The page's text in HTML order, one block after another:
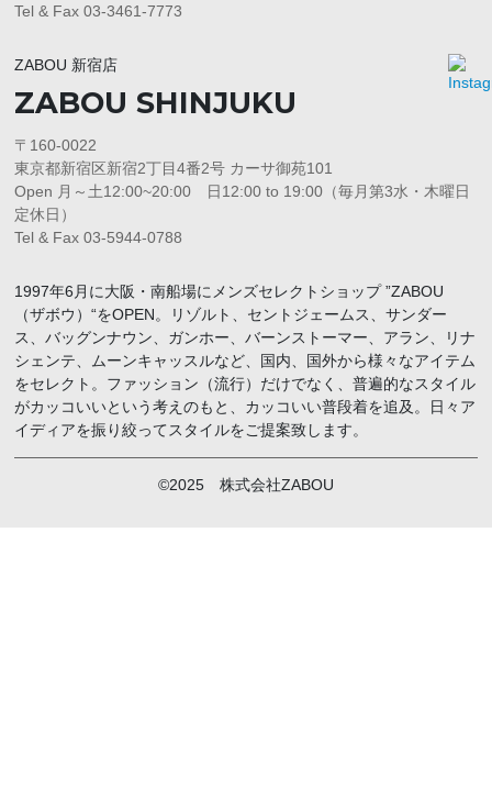
Tel & Fax 03-3461-7773
ZABOU 新宿店
ZABOU SHINJUKU
〒160-0022
東京都新宿区新宿2丁目4番2号 カーサ御苑101
Open 月～土12:00~20:00 日12:00 to 19:00（毎月第3水・木曜日
定休日）
Tel & Fax 03-5944-0788
1997年6月に大阪・南船場にメンズセレクトショップ ”ZABOU
（ザボウ）“をOPEN。リゾルト、セントジェームス、サンダー
ス、バッグンナウン、ガンホー、バーンストーマー、アラン、リナ
シェンテ、ムーンキャッスルなど、国内、国外から様々なアイテム
をセレクト。ファッション（流行）だけでなく、普遍的なスタイル
がカッコいいという考えのもと、カッコいい普段着を追及。日々ア
イディアを振り絞ってスタイルをご提案致します。
©2025 株式会社ZABOU